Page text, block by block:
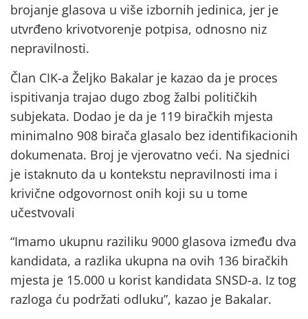
brojanje glasova u više izbornih jedinica, jer je
utvrđeno krivotvorenje potpisa, odnosno niz
nepravilnosti.
Član CIK-a Željko Bakalar je kazao da je proces
ispitivanja trajao dugo zbog žalbi političkih
subjekata. Dodao je da je 119 biračkih mjesta
minimalno 908 birača glasalo bez identifikacionih
dokumenata. Broj je vjerovatno veći. Na sjednici
je istaknuto da u kontekstu nepravilnosti ima i
krivične odgovornost onih koji su u tome
učestvovali
“Imamo ukupnu raziliku 9000 glasova između dva
kandidata, a razlika ukupna na ovih 136 biračkih
mjesta je 15.000 u korist kandidata SNSD-a. Iz tog
razloga ću podržati odluku”, kazao je Bakalar.